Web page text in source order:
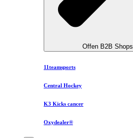
Offen B2B Shops
11teamsports
Central Hockey
K3 Kicks cancer
Oxydealer®